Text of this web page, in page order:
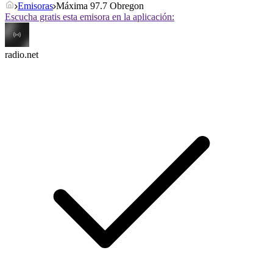
Emisoras Máxima 97.7 Obregon
Escucha gratis esta emisora en la aplicación:
radio.net